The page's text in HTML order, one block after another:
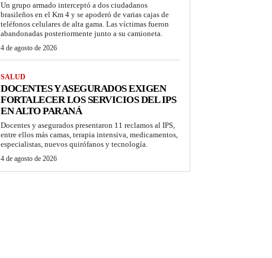
Un grupo armado interceptó a dos ciudadanos
brasileños en el Km 4 y se apoderó de varias cajas de
teléfonos celulares de alta gama. Las víctimas fueron
abandonadas posteriormente junto a su camioneta.
4 de agosto de 2026
SALUD
DOCENTES Y ASEGURADOS EXIGEN
FORTALECER LOS SERVICIOS DEL IPS
EN ALTO PARANÁ
Docentes y asegurados presentaron 11 reclamos al IPS,
entre ellos más camas, terapia intensiva, medicamentos,
especialistas, nuevos quirófanos y tecnología.
4 de agosto de 2026